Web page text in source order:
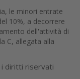
le minori entrate
10%, a decorrere
dell'attività di
C, allegata alla
diritti riservati